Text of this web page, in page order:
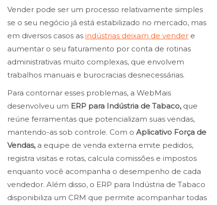
Vender pode ser um processo relativamente simples
se o seu negócio já está estabilizado no mercado, mas
em diversos casos as indústrias deixam de vender e
aumentar o seu faturamento por conta de rotinas
administrativas muito complexas, que envolvem
trabalhos manuais e burocracias desnecessárias.
Para contornar esses problemas, a WebMais
desenvolveu um ERP para Indústria de Tabaco,que
reúne ferramentas que potencializam suas vendas,
mantendo-as sob controle. Com o Aplicativo Força de
Vendas,a equipe de venda externa emite pedidos,
registra visitas e rotas, calcula comissões e impostos
enquanto você acompanha o desempenho de cada
vendedor. Além disso, o ERP para Indústria de Tabaco
disponibiliza um CRM que permite acompanhar todas